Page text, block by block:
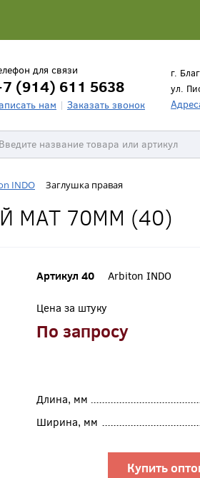
для связи
(914) 611 5638
нам Заказать звонок
г.
ул.
INDO Заглушка правая
МАТ 70ММ (40)
Артикул 40 Arbiton INDO
Цена за штуку
По запросу
Длина, мм
Ширина, мм
Купить